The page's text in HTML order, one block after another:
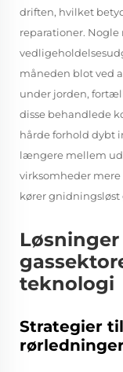
driften, hvilket
reparationer.
måneden blot ved
under jorden,
disse behandlede
hårde forhold dybt
længere mellem
virksomheder
kører gnidningsløst
teknologi
Strategier